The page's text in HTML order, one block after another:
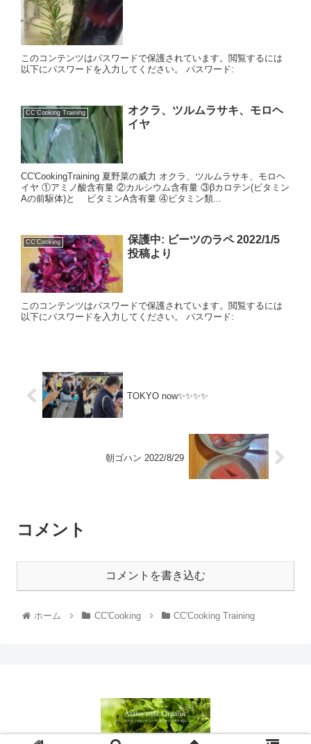
このコンテンツはパスワードで保護されています。閲覧するには
以下にパスワードを入力してください。 パスワード:
CC'Cooking Training
オクラ、ツルムラサキ、モロヘ
イヤ
CC'CookingTraining 夏野菜の威力 オクラ、ツルムラサキ、モロヘ
イヤ ①アミノ酸含有量 ②カルシウム含有量 ③βカロテン(ビタミン
Aの前駆体)と ビタミンA含有量 ④ビタミン類...
CC'Cooking
保護中: ビーツのラペ 2022/1/5
投稿より
このコンテンツはパスワードで保護されています。閲覧するには
以下にパスワードを入力してください。 パスワード:
TOKYO now✨✨✨✨
朝ゴハン 2022/8/29
コメント
コメントを書き込む
ホーム CC'Cooking CC'Cooking Training